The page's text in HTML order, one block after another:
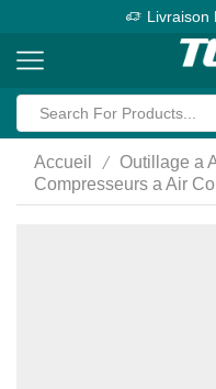
Livraison
Accueil / Outillage a
Compresseurs a Air